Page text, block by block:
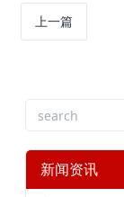
上一篇
新闻资讯